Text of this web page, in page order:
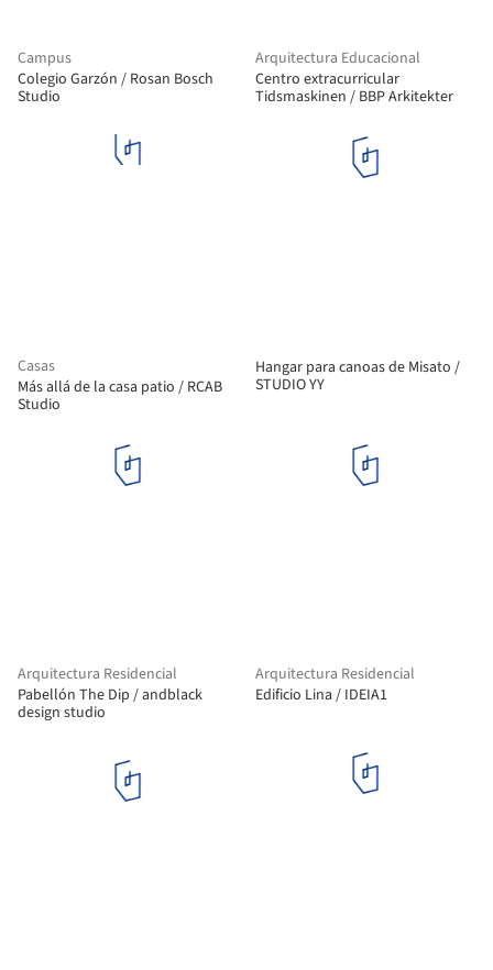
Campus
Colegio Garzón / Rosan Bosch
Studio
Arquitectura Educacional
Centro extracurricular
Tidsmaskinen / BBP Arkitekter
Casas
Más allá de la casa patio / RCAB
Studio
Hangar para canoas de Misato /
STUDIO YY
Arquitectura Residencial
Pabellón The Dip / andblack
design studio
Arquitectura Residencial
Edificio Lina / IDEIA1